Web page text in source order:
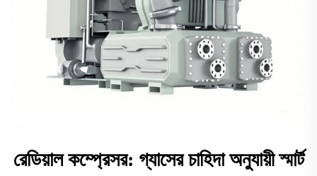
রেডিয়াল কম্প্রেসর: গ্যাসের চাহিদা অনুযায়ী স্মার্ট